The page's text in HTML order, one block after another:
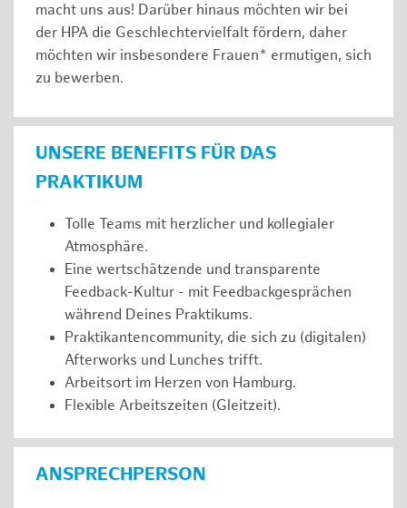
macht uns aus! Darüber hinaus möchten wir bei
der HPA die Geschlechtervielfalt fördern, daher
möchten wir insbesondere Frauen* ermutigen, sich
zu bewerben.
UNSERE BENEFITS FÜR DAS
PRAKTIKUM
Tolle Teams mit herzlicher und kollegialer
Atmosphäre.
Eine wertschätzende und transparente
Feedback-Kultur - mit Feedbackgesprächen
während Deines Praktikums.
Praktikantencommunity, die sich zu (digitalen)
Afterworks und Lunches trifft.
Arbeitsort im Herzen von Hamburg.
Flexible Arbeitszeiten (Gleitzeit).
ANSPRECHPERSON